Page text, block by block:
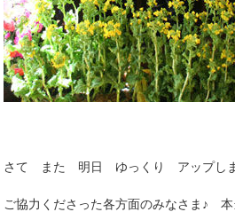
さて また 明日 ゆっくり アップしま
ご協力くださった各方面のみなさま♪ 本